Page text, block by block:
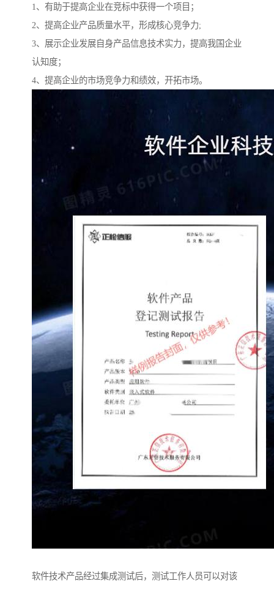
1、有助于提高企业在竞标中获得一个项目；
2、提高企业产品质量水平，形成核心竞争力;
3、展示企业发展自身产品信息技术实力，提高我国企业
认知度；
4、提高企业的市场竞争力和绩效，开拓市场。
软件技术产品经过集成测试后，测试工作人员可以对该